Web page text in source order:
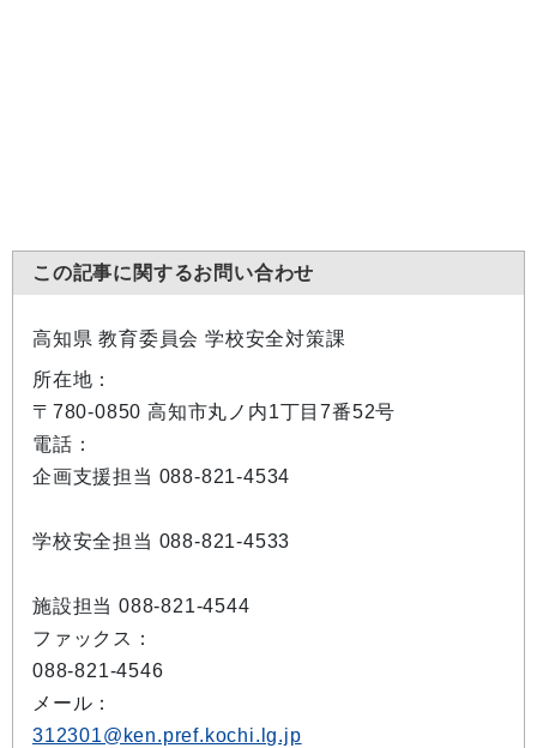
この記事に関するお問い合わせ
高知県 教育委員会 学校安全対策課
所在地：
〒780-0850 高知市丸ノ内1丁目7番52号
電話：
企画支援担当 088-821-4534
学校安全担当 088-821-4533
施設担当 088-821-4544
ファックス：
088-821-4546
メール：
312301@ken.pref.kochi.lg.jp